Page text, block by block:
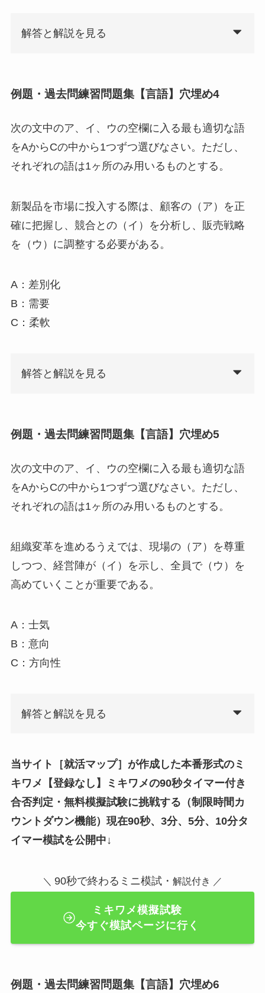
解答と解説を見る
例題・過去問練習問題集【言語】穴埋め4
次の文中のア、イ、ウの空欄に入る最も適切な語
をAからCの中から1つずつ選びなさい。ただし、
それぞれの語は1ヶ所のみ用いるものとする。
新製品を市場に投入する際は、顧客の（ア）を正
確に把握し、競合との（イ）を分析し、販売戦略
を（ウ）に調整する必要がある。
A：差別化
B：需要
C：柔軟
解答と解説を見る
例題・過去問練習問題集【言語】穴埋め5
次の文中のア、イ、ウの空欄に入る最も適切な語
をAからCの中から1つずつ選びなさい。ただし、
それぞれの語は1ヶ所のみ用いるものとする。
組織変革を進めるうえでは、現場の（ア）を尊重
しつつ、経営陣が（イ）を示し、全員で（ウ）を
高めていくことが重要である。
A：士気
B：意向
C：方向性
解答と解説を見る
当サイト［就活マップ］が作成した本番形式のミ
キワメ 【登録なし】ミキワメの90秒タイマー付き
合否判定・ 無料模擬試験に挑戦する（制限時間カ
ウントダウン機能） 現在90秒、3分、5分、10分タ
イマー模試を公開中↓
＼ 90秒で終わるミニ模試・ 解説付き ／
ミキワメ模擬試験
今すぐ模試ページに行く
例題・過去問練習問題集【言語】穴埋め6